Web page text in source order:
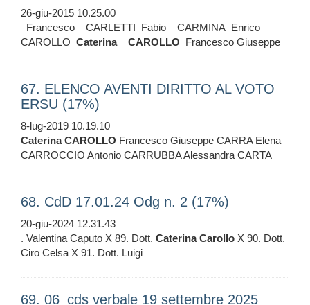
26-giu-2015 10.25.00
Francesco CARLETTI Fabio CARMINA Enrico
CAROLLO Caterina CAROLLO Francesco Giuseppe
67. ELENCO AVENTI DIRITTO AL VOTO
ERSU (17%)
8-lug-2019 10.19.10
Caterina CAROLLO Francesco Giuseppe CARRA Elena
CARROCCIO Antonio CARRUBBA Alessandra CARTA
68. CdD 17.01.24 Odg n. 2 (17%)
20-giu-2024 12.31.43
. Valentina Caputo X 89. Dott. Caterina Carollo X 90. Dott.
Ciro Celsa X 91. Dott. Luigi
69. 06_cds verbale 19 settembre 2025